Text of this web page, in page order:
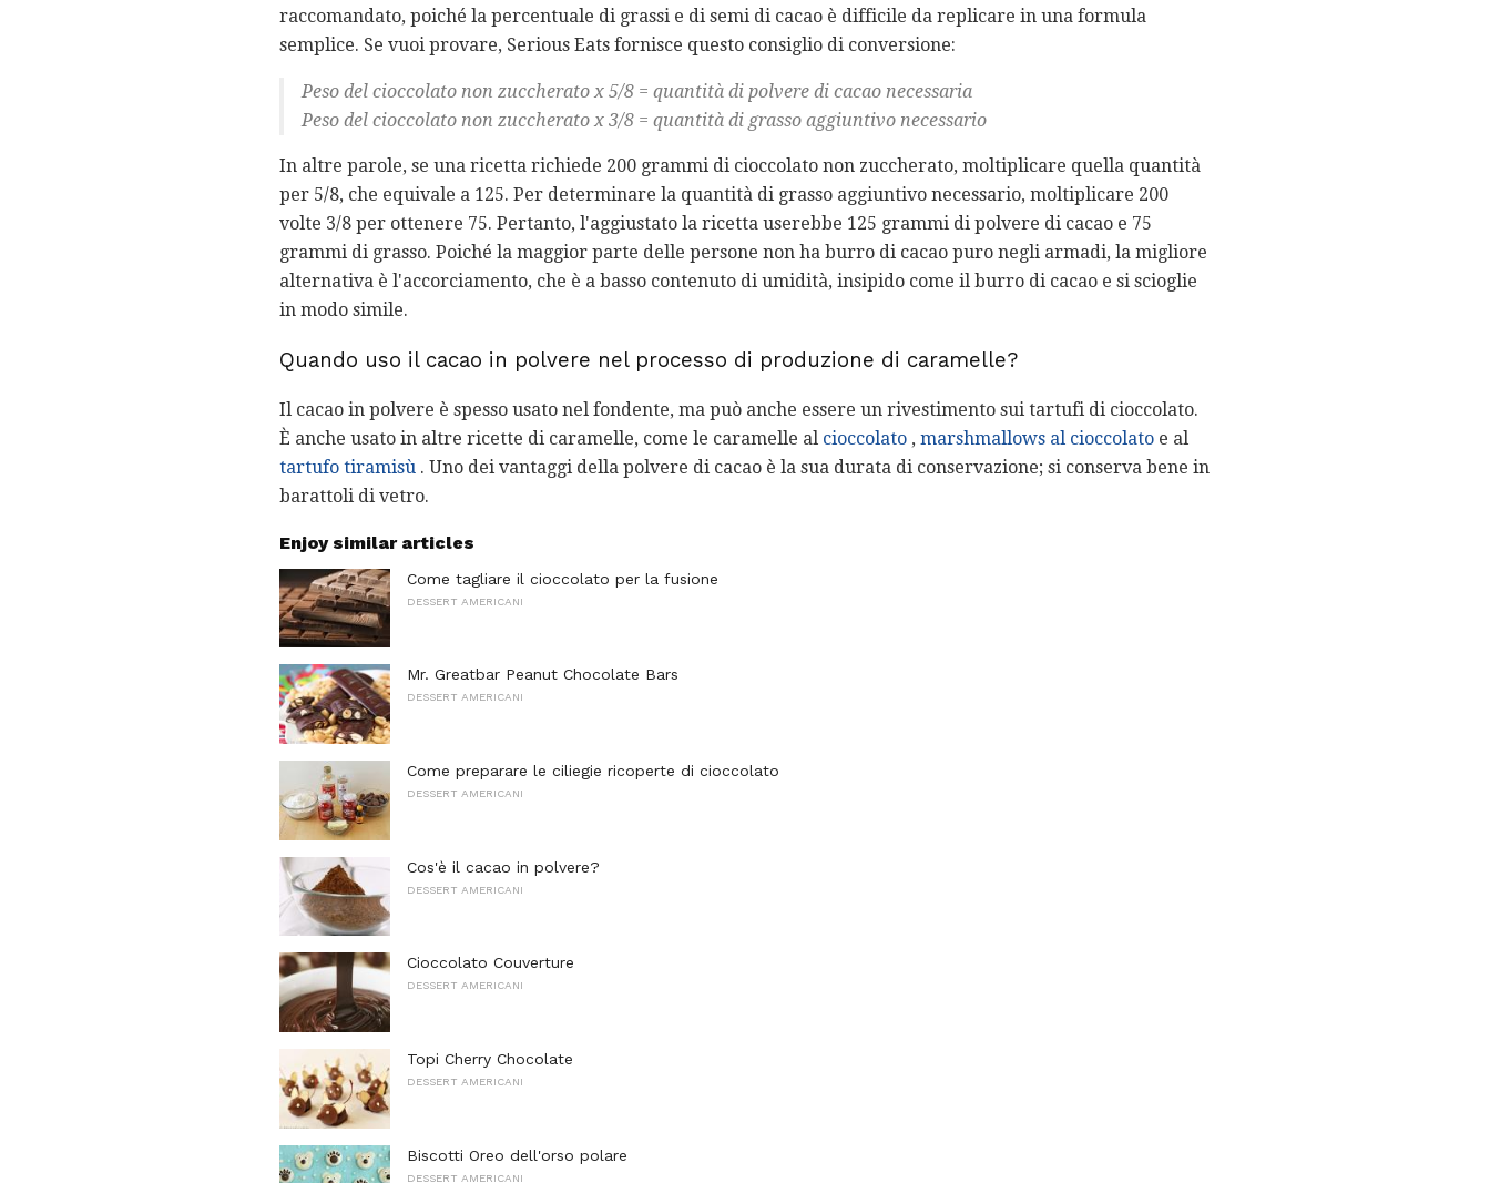
raccomandato, poiché la percentuale di grassi e di semi di cacao è difficile da replicare in una formula
semplice. Se vuoi provare, Serious Eats fornisce questo consiglio di conversione:
Peso del cioccolato non zuccherato x 5/8 = quantità di polvere di cacao necessaria
Peso del cioccolato non zuccherato x 3/8 = quantità di grasso aggiuntivo necessario
In altre parole, se una ricetta richiede 200 grammi di cioccolato non zuccherato, moltiplicare quella quantità
per 5/8, che equivale a 125. Per determinare la quantità di grasso aggiuntivo necessario, moltiplicare 200
volte 3/8 per ottenere 75. Pertanto, l'aggiustato la ricetta userebbe 125 grammi di polvere di cacao e 75
grammi di grasso. Poiché la maggior parte delle persone non ha burro di cacao puro negli armadi, la migliore
alternativa è l'accorciamento, che è a basso contenuto di umidità, insipido come il burro di cacao e si scioglie
in modo simile.
Quando uso il cacao in polvere nel processo di produzione di caramelle?
Il cacao in polvere è spesso usato nel fondente, ma può anche essere un rivestimento sui tartufi di cioccolato.
È anche usato in altre ricette di caramelle, come le caramelle al cioccolato , marshmallows al cioccolato e al
tartufo tiramisù . Uno dei vantaggi della polvere di cacao è la sua durata di conservazione; si conserva bene in
barattoli di vetro.
Enjoy similar articles
Come tagliare il cioccolato per la fusione
DESSERT AMERICANI
Mr. Greatbar Peanut Chocolate Bars
DESSERT AMERICANI
Come preparare le ciliegie ricoperte di cioccolato
DESSERT AMERICANI
Cos'è il cacao in polvere?
DESSERT AMERICANI
Cioccolato Couverture
DESSERT AMERICANI
Topi Cherry Chocolate
DESSERT AMERICANI
Biscotti Oreo dell'orso polare
DESSERT AMERICANI